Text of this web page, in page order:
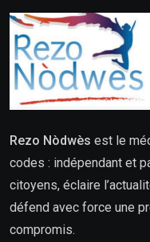
Rezo Nòdwès est le
codes : indépendant et
citoyens, éclaire
défend avec force une
compromis.